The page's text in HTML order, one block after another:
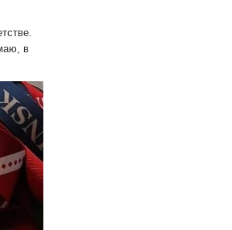
в